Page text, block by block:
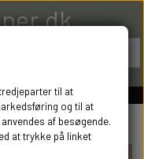
til at
og til at
af besøgende.
at trykke på linket